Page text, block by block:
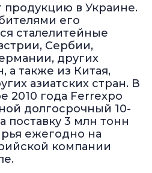
продукцию в Украине.
его
сталелитейные
Сербии,
других
а также из Китая,
азиатских стран. В
2010 года Ferrexpo
долгосрочный 10-
поставку 3 млн тонн
ежегодно на
компании